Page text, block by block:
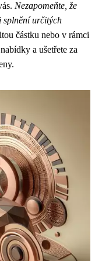
Nezapomeňte, že
splnění určitých
částku nebo v rámci
a ušetřete za